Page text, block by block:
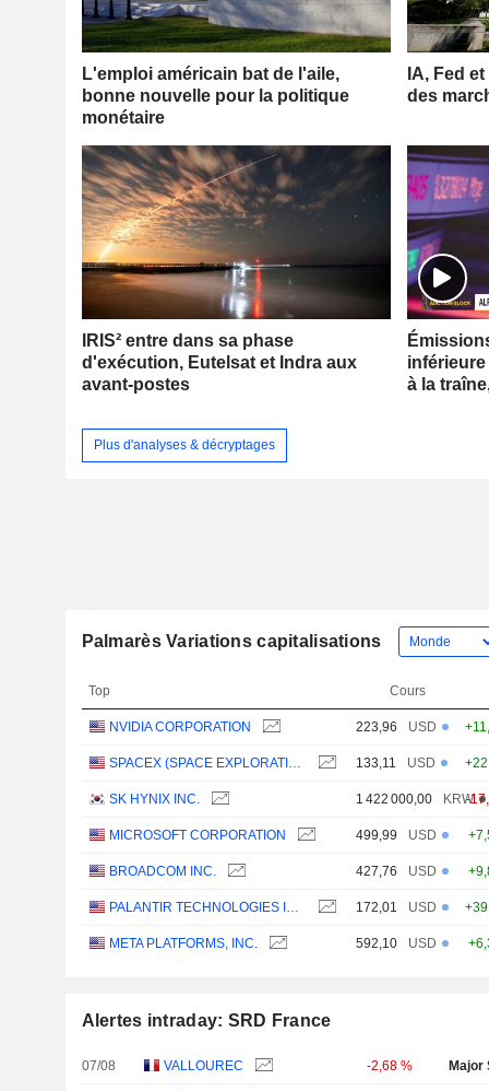
L'emploi américain bat de l'aile,
bonne nouvelle pour la politique
monétaire
IA, Fed
des
IRIS² entre dans sa phase
d'exécution, Eutelsat et Indra aux
avant-postes
à la
Plus d'analyses & décryptages
Palmarès Variations capitalisations
Top Cours
NVIDIA CORPORATION 223,96 USD
133,11 USD
SK HYNIX INC. 1 422 000,00 KRW
-
MICROSOFT CORPORATION 499,99 USD
BROADCOM INC. 427,76 USD
172,01 USD
META PLATFORMS, INC. 592,10 USD
Alertes intraday: SRD France
07/08 VALLOUREC -2,68 % Major